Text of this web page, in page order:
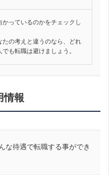
かっているのかをチェックし
たの考えと違うのなら、どれ
も転職は避けましょう。
情報
な待遇で転職する事ができ